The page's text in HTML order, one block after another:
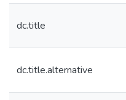
dc.title
dc.title.alternative